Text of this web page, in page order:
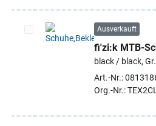
Artikel auswählen
Ausverkauft
fi'zi:k MTB-
black / black,
Art.-Nr.:
Org.-Nr.: